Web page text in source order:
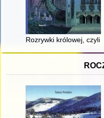
Rozrywki królowej, czyli